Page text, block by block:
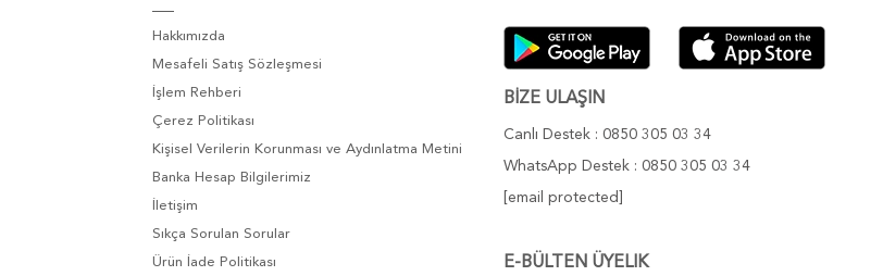
Hakkımızda
Mesafeli Satış Sözleşmesi
İşlem Rehberi
Çerez Politikası
Kişisel Verilerin Korunması ve Aydınlatma Metini
Banka Hesap Bilgilerimiz
İletişim
Sıkça Sorulan Sorular
Ürün İade Politikası
BİZE ULAŞIN
Canlı Destek : 0850 305 03 34
WhatsApp Destek : 0850 305 03 34
[email protected]
E-BÜLTEN ÜYELIK